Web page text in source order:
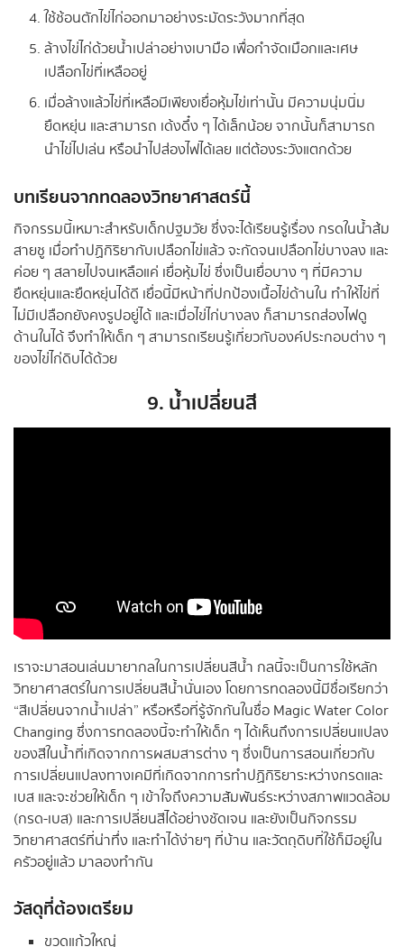
ใช้ช้อนตักไข่ไก่ออกมาอย่างระมัดระวังมากที่สุด
ล้างไข่ไก่ด้วยน้ำเปล่าอย่างเบามือ เพื่อกำจัดเมือกและเศษ
เปลือกไข่ที่เหลืออยู่
เมื่อล้างแล้วไข่ที่เหลือมีเพียงเยื่อหุ้มไข่เท่านั้น มีความนุ่มนิ่ม
ยืดหยุ่น และสามารถ เด้งดึ๋ง ๆ ได้เล็กน้อย จากนั้นก็สามารถ
นำไข่ไปเล่น หรือนำไปส่องไฟได้เลย แต่ต้องระวังแตกด้วย
บทเรียนจากทดลองวิทยาศาสตร์นี้
กิจกรรมนี้เหมาะสำหรับเด็กปฐมวัย ซึ่งจะได้เรียนรู้เรื่อง กรดในน้ำส้ม
สายชู เมื่อทำปฏิกิริยากับเปลือกไข่แล้ว จะกัดจนเปลือกไข่บางลง และ
ค่อย ๆ สลายไปจนเหลือแค่ เยื่อหุ้มไข่ ซึ่งเป็นเยื่อบาง ๆ ที่มีความ
ยืดหยุ่นและยืดหยุ่นได้ดี เยื่อนี้มีหน้าที่ปกป้องเนื้อไข่ด้านใน ทำให้ไข่ที่
ไม่มีเปลือกยังคงรูปอยู่ได้ และเมื่อไข่ไก่บางลง ก็สามารถส่องไฟดู
ด้านในได้ จึงทำให้เด็ก ๆ สามารถเรียนรู้เกี่ยวกับองค์ประกอบต่าง ๆ
ของไข่ไก่ดิบได้ด้วย
9. น้ำเปลี่ยนสี
เราจะมาสอนเล่นมายากลในการเปลี่ยนสีน้ำ กลนี้จะเป็นการใช้หลัก
วิทยาศาสตร์ในการเปลี่ยนสีน้ำนั่นเอง โดยการทดลองนี้มีชื่อเรียกว่า
“สีเปลี่ยนจากน้ำเปล่า” หรือหรือที่รู้จักกันในชื่อ Magic Water Color
Changing ซึ่งการทดลองนี้จะทำให้เด็ก ๆ ได้เห็นถึงการเปลี่ยนแปลง
ของสีในน้ำที่เกิดจากการผสมสารต่าง ๆ ซึ่งเป็นการสอนเกี่ยวกับ
การเปลี่ยนแปลงทางเคมีที่เกิดจากการทำปฏิกิริยาระหว่างกรดและ
เบส และจะช่วยให้เด็ก ๆ เข้าใจถึงความสัมพันธ์ระหว่างสภาพแวดล้อม
(กรด-เบส) และการเปลี่ยนสีได้อย่างชัดเจน และยังเป็นกิจกรรม
วิทยาศาสตร์ที่น่าทึ่ง และทำได้ง่ายๆ ที่บ้าน และวัตถุดิบที่ใช้ก็มีอยู่ใน
ครัวอยู่แล้ว มาลองทำกัน
วัสดุที่ต้องเตรียม
ขวดแก้วใหญ่